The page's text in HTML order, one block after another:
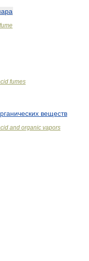
fume
fumes
веществ
and organic vapors